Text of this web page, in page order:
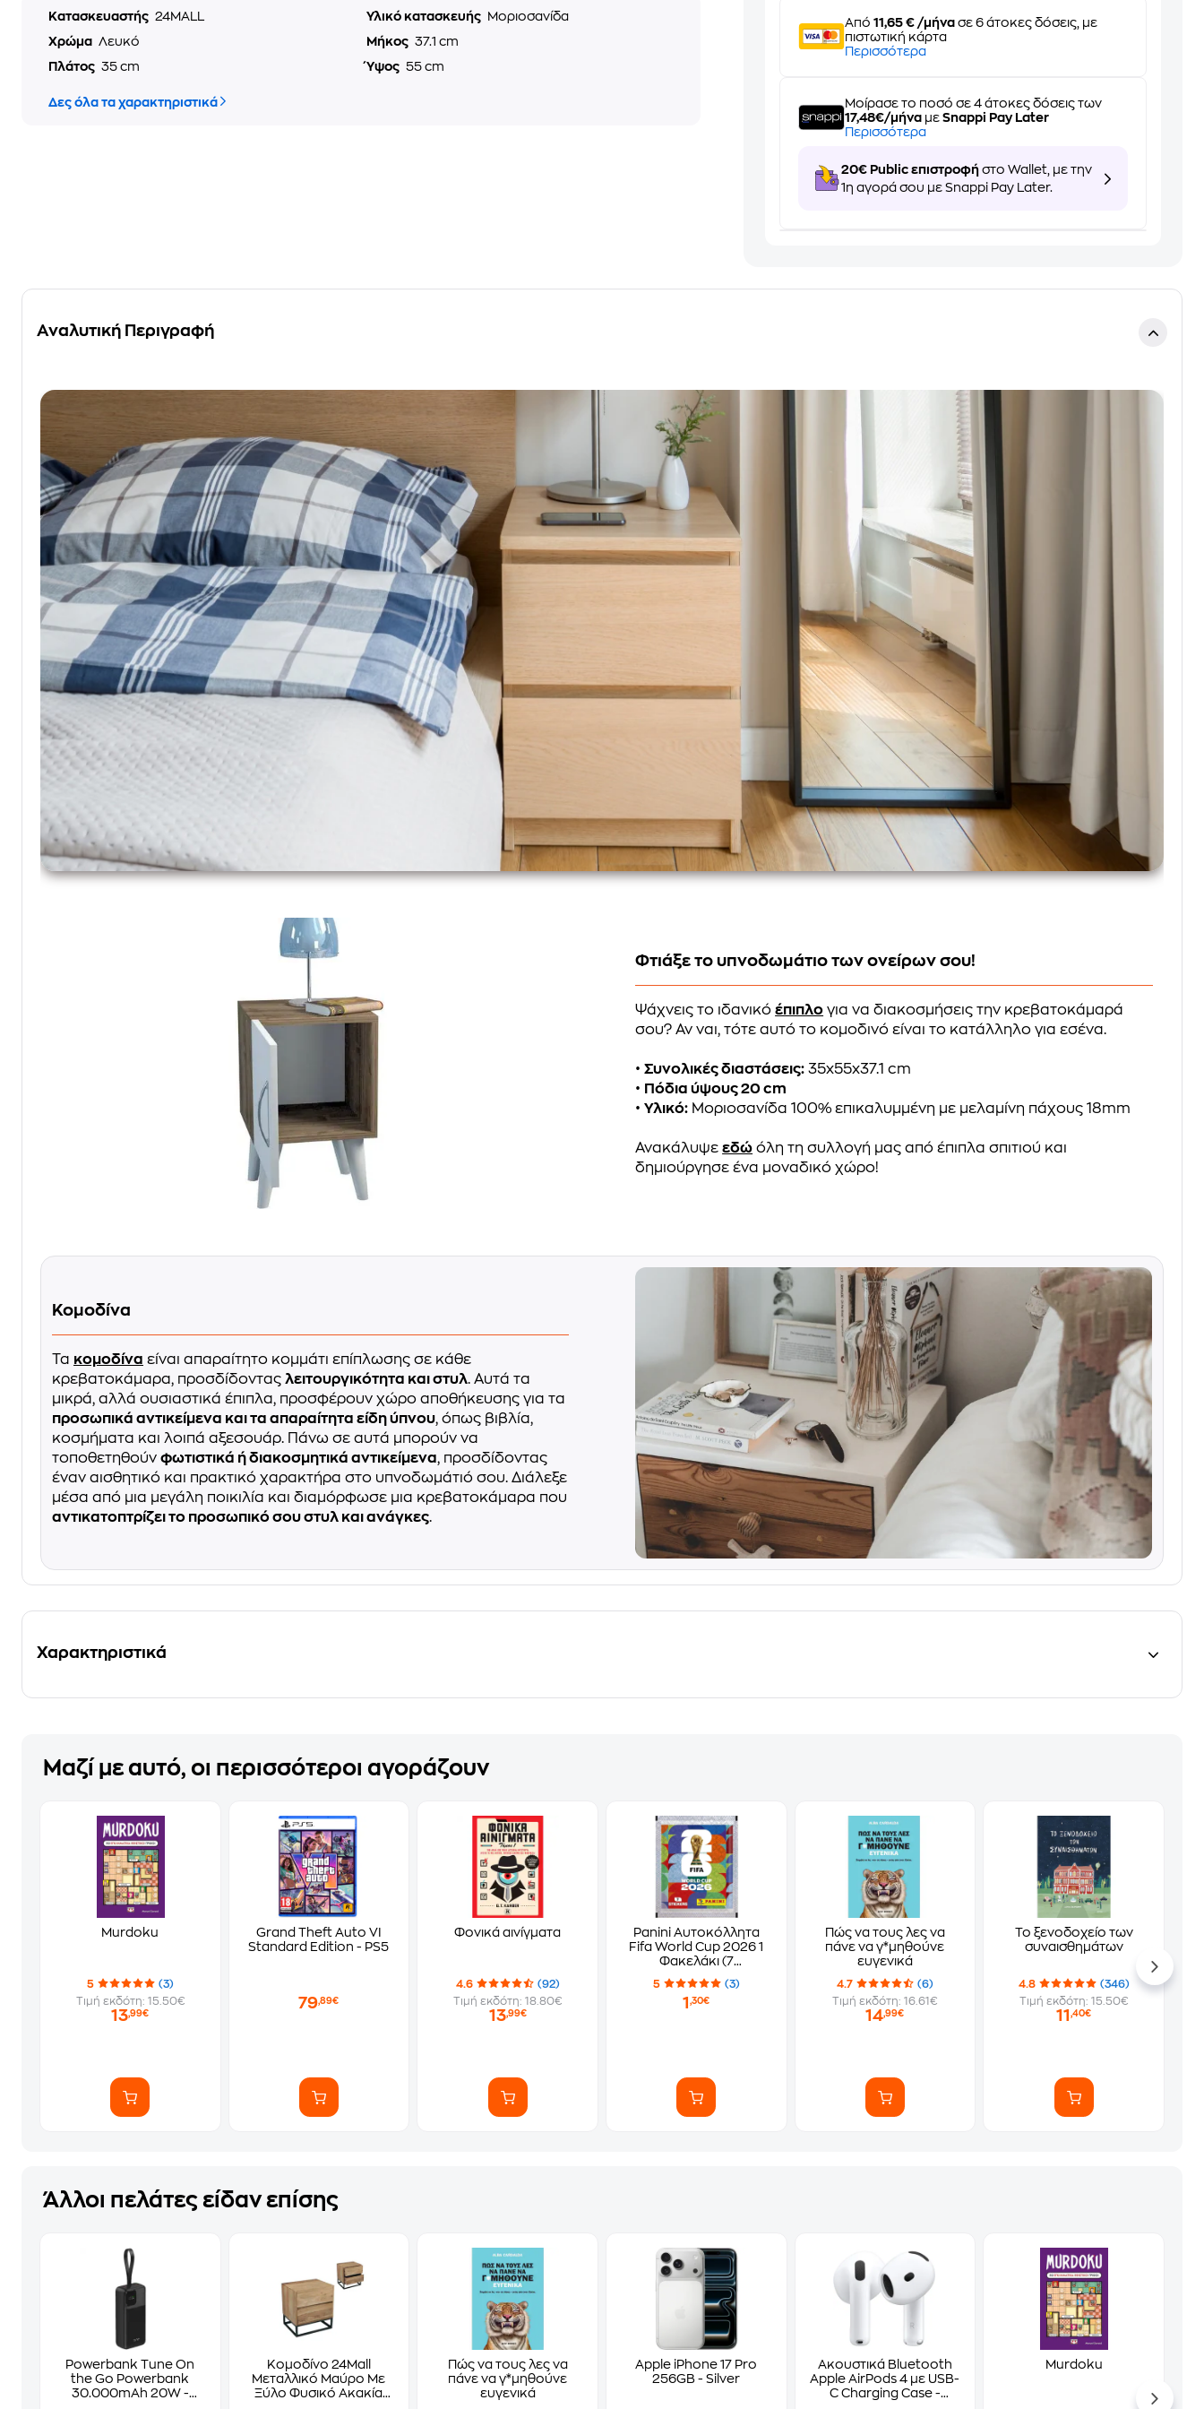
Κατασκευαστής 24MALL Υλικό κατασκευής
Μοριοσανίδα
Χρώμα Λευκό Μήκος 37.1 cm
Πλάτος 35 cm Ύψος 55 cm
Δες όλα τα χαρακτηριστικά
Από11,65 € /μήνα σε 6 άτοκες δόσεις, με
πιστωτική κάρτα
Περισσότερα
Μοίρασε το ποσό σε 4 άτοκες δόσεις των
17,48€/μήνα μεSnappi Pay Later
Περισσότερα
20€ Public επιστροφή στο Wallet, με την
1η αγορά σου με Snappi Pay Later.
Αναλυτική Περιγραφή
Φτιάξε το υπνοδωμάτιο των ονείρων σου!
Ψάχνεις το ιδανικόέπιπλo για να διακοσμήσεις την κρεβατοκάμαρά
σου? Αν ναι, τότε αυτό το κομοδινό είναι το κατάλληλο για εσένα.
•Συνολικές διαστάσεις: 35x55x37.1 cm
• Πόδια ύψους 20 cm
•Υλικό: Μοριοσανίδα 100% επικαλυμμένη με μελαμίνη πάχους 18mm
Ανακάλυψεεδώ όλη τη συλλογή μας από έπιπλα σπιτιού και
δημιούργησε ένα μοναδικό χώρο!
Κομοδίνα
Τα κομοδίνα είναι απαραίτητο κομμάτι επίπλωσης σε κάθε
κρεβατοκάμαρα, προσδίδοντας λειτουργικότητα και στυλ. Αυτά τα
μικρά, αλλά ουσιαστικά έπιπλα, προσφέρουν χώρο αποθήκευσης για τα
προσωπικά αντικείμενα και τα απαραίτητα είδη ύπνου, όπως βιβλία,
κοσμήματα και λοιπά αξεσουάρ. Πάνω σε αυτά μπορούν να
τοποθετηθούν φωτιστικά ή διακοσμητικά αντικείμενα, προσδίδοντας
έναν αισθητικό και πρακτικό χαρακτήρα στο υπνοδωμάτιό σου. Διάλεξε
μέσα από μια μεγάλη ποικιλία και διαμόρφωσε μια κρεβατοκάμαρα που
αντικατοπτρίζει το προσωπικό σου στυλ και ανάγκες.
Χαρακτηριστικά
Μαζί με αυτό, οι περισσότεροι αγοράζουν
Murdoku
5
(3)
Τιμή εκδότη: 15.50€
13,99€
Grand Theft Auto VI
Standard Edition - PS5
79,89€
Φονικά αινίγματα
4.6
(92)
Τιμή εκδότη: 18.80€
13,99€
Panini Αυτοκόλλητα
Fifa World Cup 2026 1
Φακελάκι (7
Αυτοκόλλητα)
5 (3)
1,30€
Πώς να τους λες να
πάνε να γ*μηθούνε
ευγενικά
4.7
(6)
Τιμή εκδότη: 16.61€
14,99€
Το ξενοδοχείο των
συναισθημάτων
4.8
(346)
Τιμή εκδότη: 15.50€
11,40€
Άλλοι πελάτες είδαν επίσης
Powerbank Tune On
the Go Powerbank
30.000mAh 20W -
Κομοδίνο 24Mall
Μεταλλικό Μαύρο Με
Ξύλο Φυσικό Ακακία
Πώς να τους λες να
πάνε να γ*μηθούνε
ευγενικά
Apple iPhone 17 Pro
256GB - Silver
Ακουστικά Bluetooth
Apple AirPods 4 με USB-
C Charging Case -
Murdoku